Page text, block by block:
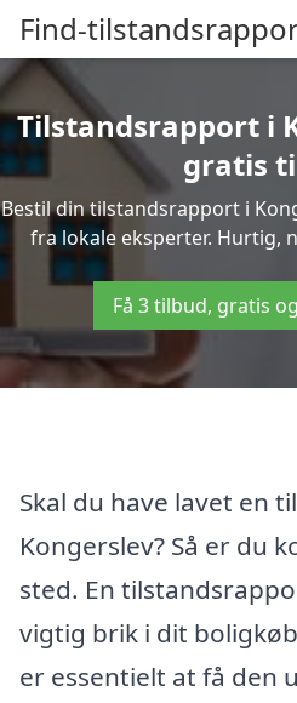
Find-
Tilstandsrapport i
gratis
Bestil din tilstandsrapport i
fra lokale eksperter. Hurtig,
Få 3 tilbud, gratis
Skal du have lavet en
Kongerslev? Så er du
sted. En
vigtig brik i dit
er essentielt at få den